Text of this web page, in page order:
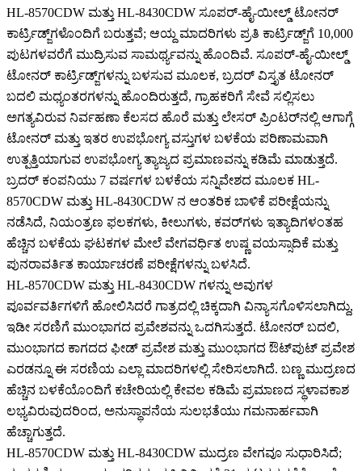
HL-8570CDW ಮತ್ತು HL-8430CDW ಸೂಪರ್-ಹೈ-ಯೀಲ್ಡ್ ಟೋನರ್
ಕಾರ್ಟ್ರಿಡ್ಜ್‌ಗಳೊಂದಿಗೆ ಬರುತ್ತವೆ; ಆಯ್ದ ಮಾದರಿಗಳು ಪ್ರತಿ ಕಾರ್ಟ್ರಿಡ್ಜ್‌ಗೆ 10,000
ಪುಟಗಳವರೆಗೆ ಮುದ್ರಿಸುವ ಸಾಮರ್ಥ್ಯವನ್ನು ಹೊಂದಿವೆ. ಸೂಪರ್-ಹೈ-ಯೀಲ್ಡ್
ಟೋನರ್ ಕಾರ್ಟ್ರಿಡ್ಜ್‌ಗಳನ್ನು ಬಳಸುವ ಮೂಲಕ, ಬ್ರದರ್ ವಿಸ್ತೃತ ಟೋನರ್
ಬದಲಿ ಮಧ್ಯಂತರಗಳನ್ನು ಹೊಂದಿರುತ್ತದೆ, ಗ್ರಾಹಕರಿಗೆ ಸೇವೆ ಸಲ್ಲಿಸಲು
ಅಗತ್ಯವಿರುವ ನಿರ್ವಹಣಾ ಕೆಲಸದ ಹೊರೆ ಮತ್ತು ಲೇಸರ್ ಪ್ರಿಂಟರ್‌ನಲ್ಲಿ ಆಗಾಗ್ಗೆ
ಟೋನರ್ ಮತ್ತು ಇತರ ಉಪಭೋಗ್ಯ ವಸ್ತುಗಳ ಬಳಕೆಯ ಪರಿಣಾಮವಾಗಿ
ಉತ್ಪತ್ತಿಯಾಗುವ ಉಪಭೋಗ್ಯ ತ್ಯಾಜ್ಯದ ಪ್ರಮಾಣವನ್ನು ಕಡಿಮೆ ಮಾಡುತ್ತದೆ.
ಬ್ರದರ್ ಕಂಪನಿಯು 7 ವರ್ಷಗಳ ಬಳಕೆಯ ಸನ್ನಿವೇಶದ ಮೂಲಕ HL-
8570CDW ಮತ್ತು HL-8430CDW ನ ಆಂತರಿಕ ಬಾಳಿಕೆ ಪರೀಕ್ಷೆಯನ್ನು
ನಡೆಸಿದೆ, ನಿಯಂತ್ರಣ ಫಲಕಗಳು, ಕೀಲುಗಳು, ಕವರ್‌ಗಳು ಇತ್ಯಾದಿಗಳಂತಹ
ಹೆಚ್ಚಿನ ಬಳಕೆಯ ಘಟಕಗಳ ಮೇಲೆ ವೇಗವರ್ಧಿತ ಉಷ್ಣ ವಯಸ್ಸಾದಿಕೆ ಮತ್ತು
ಪುನರಾವರ್ತಿತ ಕಾರ್ಯಾಚರಣೆ ಪರೀಕ್ಷೆಗಳನ್ನು ಬಳಸಿದೆ.
HL-8570CDW ಮತ್ತು HL-8430CDW ಗಳನ್ನು ಅವುಗಳ
ಪೂರ್ವವರ್ತಿಗಳಿಗೆ ಹೋಲಿಸಿದರೆ ಗಾತ್ರದಲ್ಲಿ ಚಿಕ್ಕದಾಗಿ ವಿನ್ಯಾಸಗೊಳಿಸಲಾಗಿದ್ದು,
ಇಡೀ ಸರಣಿಗೆ ಮುಂಭಾಗದ ಪ್ರವೇಶವನ್ನು ಒದಗಿಸುತ್ತದೆ. ಟೋನರ್ ಬದಲಿ,
ಮುಂಭಾಗದ ಕಾಗದದ ಫೀಡ್ ಪ್ರವೇಶ ಮತ್ತು ಮುಂಭಾಗದ ಔಟ್‌ಪುಟ್ ಪ್ರವೇಶ
ಎರಡನ್ನೂ ಈ ಸರಣಿಯ ಎಲ್ಲಾ ಮಾದರಿಗಳಲ್ಲಿ ಸೇರಿಸಲಾಗಿದೆ. ಬಣ್ಣ ಮುದ್ರಣದ
ಹೆಚ್ಚಿನ ಬಳಕೆಯೊಂದಿಗೆ ಕಚೇರಿಯಲ್ಲಿ ಕೇವಲ ಕಡಿಮೆ ಪ್ರಮಾಣದ ಸ್ಥಳಾವಕಾಶ
ಲಭ್ಯವಿರುವುದರಿಂದ, ಅನುಸ್ಥಾಪನೆಯ ಸುಲಭತೆಯು ಗಮನಾರ್ಹವಾಗಿ
ಹೆಚ್ಚಾಗುತ್ತದೆ.
HL-8570CDW ಮತ್ತು HL-8430CDW ಮುದ್ರಣ ವೇಗವೂ ಸುಧಾರಿಸಿದೆ;